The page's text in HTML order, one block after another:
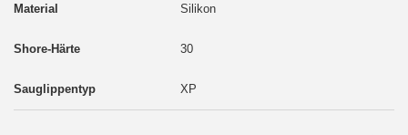
Silikon
30
XP